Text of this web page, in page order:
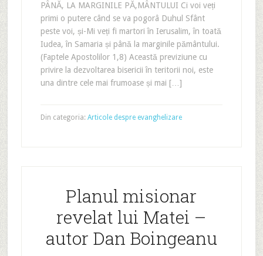
PÂNĂ‚ LA MARGINILE PĂ‚MÂNTULUI Ci voi veți
primi o putere când se va pogorâ Duhul Sfânt
peste voi, și-Mi veți fi martori în Ierusalim, în toată
Iudea, în Samaria și până la marginile pământului.
(Faptele Apostolilor 1,8) Această previziune cu
privire la dezvoltarea bisericii în teritorii noi, este
una dintre cele mai frumoase și mai […]
Din categoria: Articole despre evanghelizare
Planul misionar
revelat lui Matei –
autor Dan Boingeanu